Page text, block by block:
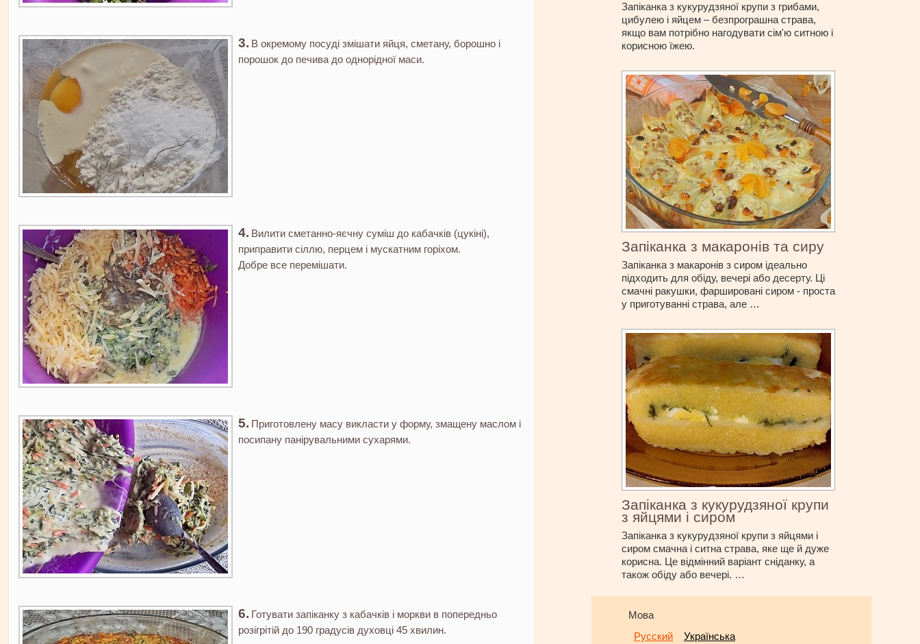
В окремому посуді змішати яйця, сметану, борошно і
порошок до печива до однорідної маси.
Вилити сметанно-яєчну суміш до кабачків (цукіні),
приправити сіллю, перцем і мускатним горіхом.
Добре все перемішати.
Приготовлену масу викласти у форму, змащену маслом і
посипану панірувальними сухарями.
Готувати запіканку з кабачків і моркви в попередньо
розігрітій до 190 градусів духовці 45 хвилин.
Запіканка з кукурудзяної крупи з грибами,
цибулею і яйцем – безпрограшна страва,
якщо вам потрібно нагодувати сім'ю ситною і
корисною їжею.
Запіканка з макаронів та сиру
Запіканка з макаронів з сиром ідеально
підходить для обіду, вечері або десерту. Ці
смачні ракушки, фаршировані сиром - проста
у приготуванні страва, але …
Запіканка з кукурудзяної крупи
з яйцями і сиром
Запіканка з кукурудзяної крупи з яйцями і
сиром смачна і ситна страва, яке ще й дуже
корисна. Це відмінний варіант сніданку, а
також обіду або вечері. …
Мова
Русский
Українська